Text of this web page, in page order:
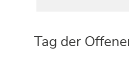
Tag der